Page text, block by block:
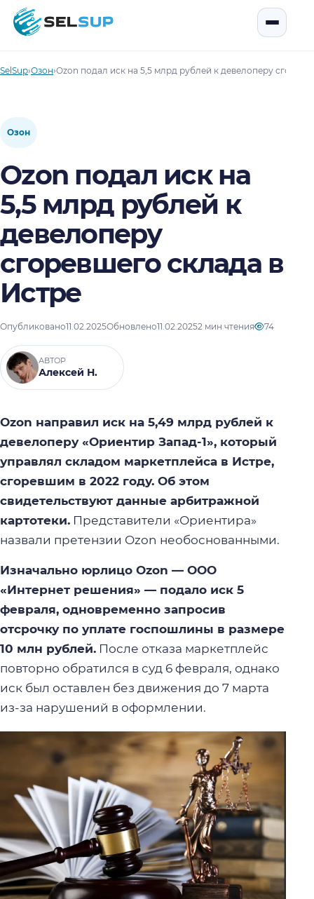
SelSup
SelSup›Озон›Ozon подал иск на 5,5 млрд рублей к девелоперу
Озон
Ozon подал иск на
5,5 млрд рублей к
девелоперу
сгоревшего склада в
Истре
Опубликовано11.02.2025Обновлено11.02.20252 мин чтения 74
АВТОР
Алексей Н.
Ozon направил иск на 5,49 млрд рублей к
девелоперу «Ориентир Запад-1», который
управлял складом маркетплейса в Истре,
сгоревшим в 2022 году. Об этом
свидетельствуют данные арбитражной
картотеки. Представители «Ориентира»
назвали претензии Ozon необоснованными.
Изначально юрлицо Ozon — ООО
«Интернет решения» — подало иск 5
февраля, одновременно запросив
отсрочку по уплате госпошлины в размере
10 млн рублей. После отказа маркетплейс
повторно обратился в суд 6 февраля, однако
иск был оставлен без движения до 7 марта
из-за нарушений в оформлении.